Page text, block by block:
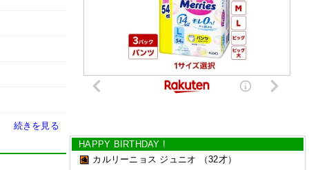
続きを見る
HAPPY BIRTHDAY !
カルリーニョス ジュニオ
（32才）